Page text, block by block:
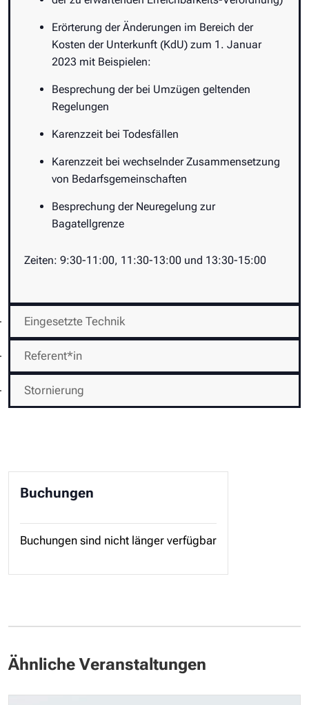
Erörterung der Änderungen im Bereich der
Kosten der Unterkunft (KdU) zum 1. Januar
2023 mit Beispielen:
Besprechung der bei Umzügen geltenden
Regelungen
Karenzzeit bei Todesfällen
Karenzzeit bei wechselnder Zusammensetzung
von Bedarfsgemeinschaften
Besprechung der Neuregelung zur
Bagatellgrenze
Zeiten: 9:30-11:00, 11:30-13:00 und 13:30-15:00
Eingesetzte Technik
Referent*in
Stornierung
Buchungen
Buchungen sind nicht länger verfügbar
Ähnliche Veranstaltungen